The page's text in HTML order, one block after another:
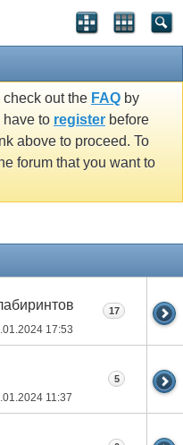
check out the FAQ by
have to register before
above to proceed. To
forum that you want to
17:53
17
11:37
5